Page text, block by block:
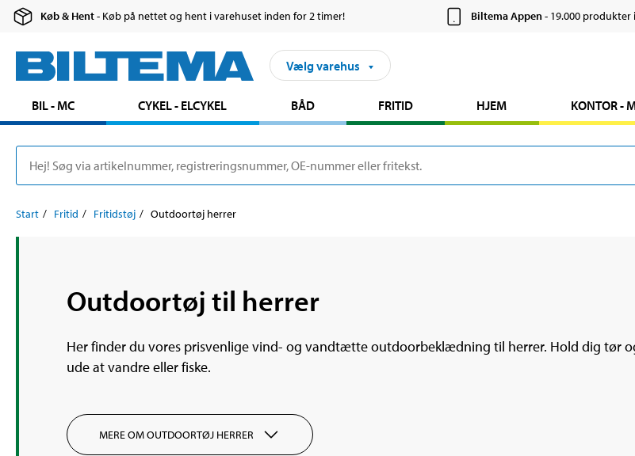
Køb & Hent- Køb på nettet og hent i varehuset inden for 2 timer! Biltema Appen- 19.000 produkter
Vælg varehus
BIL - MC CYKEL - ELCYKEL BÅD FRITID HJEM KONTOR -
Start Fritid Fritidstøj Outdoortøj herrer
Outdoortøj til herrer
Her finder du vores prisvenlige vind- og vandtætte outdoorbeklædning til herrer. Hold dig tør
ude at vandre eller fiske.
MERE OM OUTDOORTØJ HERRER